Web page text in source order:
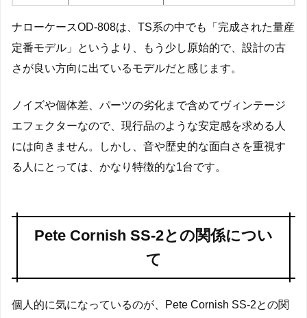
ナローケースOD-808は、TS系の中でも「完成された量産
定番モデル」というより、もう少し原始的で、設計の古
さが良い方向に出ているモデルだと感じます。
ノイズや個体差、パーツの劣化まで含めてヴィンテージ
エフェクターなので、現行品のような安定感を求める人
には向きません。しかし、音や歴史的な面白さを重視す
る人にとっては、かなり特徴的な1台です。
Pete Cornish SS-2との関係につい
て
個人的に気になっているのが、Pete Cornish SS-2との関